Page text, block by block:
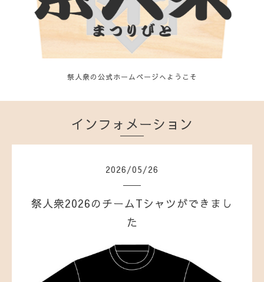
祭人衆の公式ホームページへようこそ
インフォメーション
2026/05/26
祭人衆2026のチームTシャツができまし
た